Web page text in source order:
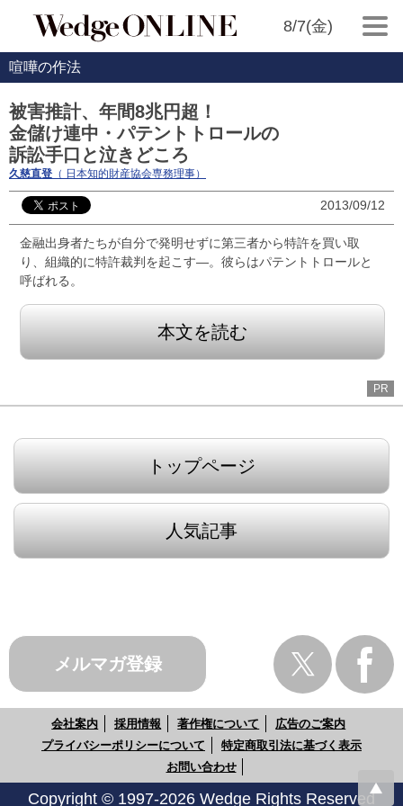
8/7(金)
喧嘩の作法
被害推計、年間8兆円超！
金儲け連中・パテントトロールの
訴訟手口と泣きどころ
久慈直登 （ 日本知的財産協会専務理事）
2013/09/12
金融出身者たちが自分で発明せずに第三者から特許を買い取
り、組織的に特許裁判を起こす―。彼らはパテントトロールと
呼ばれる。
本文を読む
PR
トップページ
人気記事
メルマガ登録
会社案内 採用情報 著作権について
広告のご案内
プライバシーポリシーについて
特定商取引法に基づく表示
お問い合わせ
Copyright © 1997-2026 Wedge Rights Reserved